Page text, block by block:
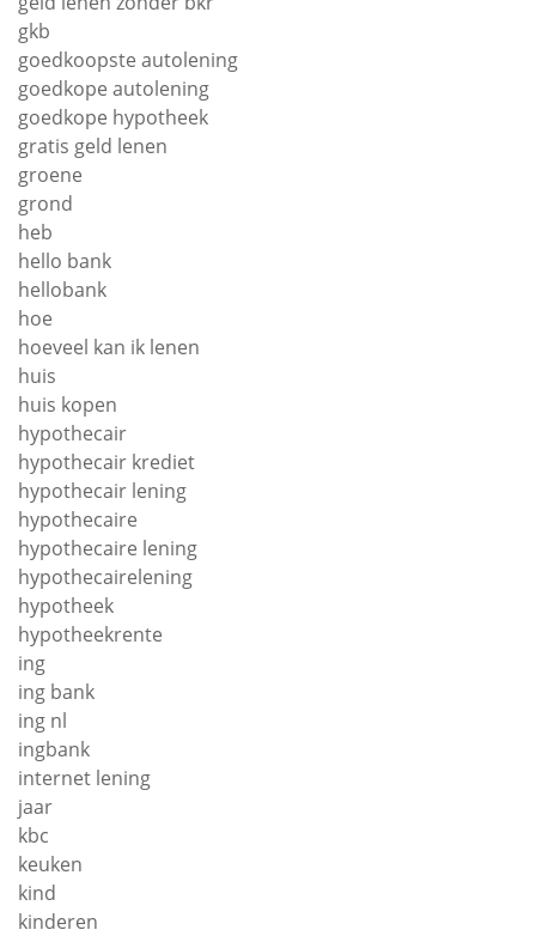
gkb
goedkoopste autolening
goedkope autolening
goedkope hypotheek
gratis geld lenen
groene
grond
heb
hello bank
hellobank
hoe
hoeveel kan ik lenen
huis
huis kopen
hypothecair
hypothecair krediet
hypothecair lening
hypothecaire
hypothecaire lening
hypothecairelening
hypotheek
hypotheekrente
ing
ing bank
ing nl
ingbank
internet lening
jaar
kbc
keuken
kind
kinderen